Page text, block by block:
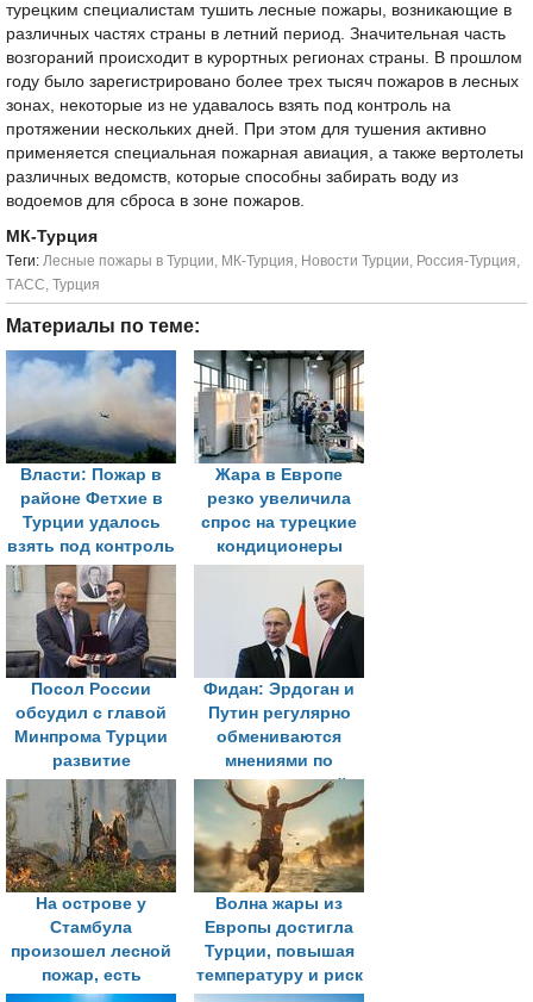
турецким специалистам тушить лесные пожары, возникающие в
различных частях страны в летний период. Значительная часть
возгораний происходит в курортных регионах страны. В прошлом
году было зарегистрировано более трех тысяч пожаров в лесных
зонах, некоторые из не удавалось взять под контроль на
протяжении нескольких дней. При этом для тушения активно
применяется специальная пожарная авиация, а также вертолеты
различных ведомств, которые способны забирать воду из
водоемов для сброса в зоне пожаров.
МК-Турция
Tеги: Лесные пожары в Турции, МК-Турция, Новости Турции, Россия-Турция,
ТАСС, Турция
Материалы по теме:
Власти: Пожар в
районе Фетхие в
Турции удалось
взять под контроль
Жара в Европе
резко увеличила
спрос на турецкие
кондиционеры
Посол России
обсудил с главой
Минпрома Турции
развитие
сотрудничества и
совместные
проекты
Фидан: Эрдоган и
Путин регулярно
обмениваются
мнениями по
международной
повестке
На острове у
Стамбула
произошел лесной
пожар, есть
Волна жары из
Европы достигла
Турции, повышая
температуру и риск